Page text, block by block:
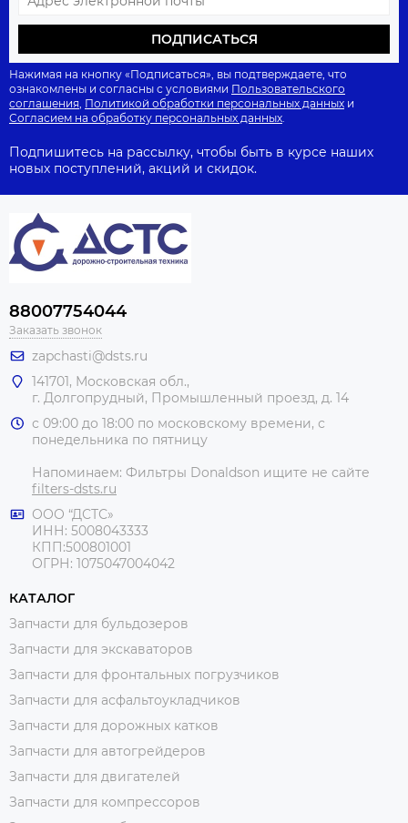
ПОДПИСАТЬСЯ
Нажимая на кнопку «Подписаться», вы подтверждаете, что
ознакомлены и согласны с условиями Пользовательского
соглашения, Политикой обработки персональных данных и
Согласием на обработку персональных данных.
Подпишитесь на рассылку, чтобы быть в курсе наших
новых поступлений, акций и скидок.
88007754044
Заказать звонок
zapchasti@dsts.ru
141701, Московская обл.,
г. Долгопрудный, Промышленный проезд, д. 14
с 09:00 до 18:00 по московскому времени, с
понедельника по пятницу
Напоминаем: Фильтры Donaldson ищите не сайте
filters-dsts.ru
ООО “ДСТС»
ИНН: 5008043333
КПП:500801001
ОГРН: 1075047004042
КАТАЛОГ
Запчасти для бульдозеров
Запчасти для экскаваторов
Запчасти для фронтальных погрузчиков
Запчасти для асфальтоукладчиков
Запчасти для дорожных катков
Запчасти для автогрейдеров
Запчасти для двигателей
Запчасти для компрессоров